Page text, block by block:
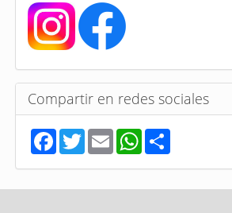
Compartir en redes sociales
F
a
c
e
b
T
w
t
t
E
m
a
i
l
W
h
a
t
s
S
h
r
e